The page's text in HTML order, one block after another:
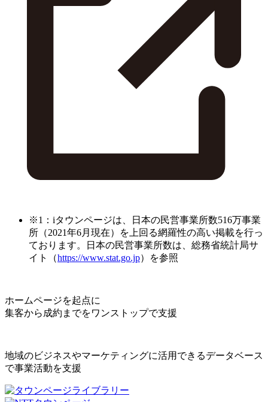
※1：iタウンページは、日本の民営事業所数516万事業
所（2021年6月現在）を上回る網羅性の高い掲載を行っ
ております。日本の民営事業所数は、総務省統計局サ
イト（https://www.stat.go.jp）を参照
ホームページを起点に
集客から成約までをワンストップで支援
地域のビジネスやマーケティングに活用できるデータベース
で事業活動を支援